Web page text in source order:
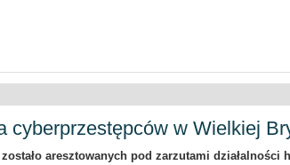
cyberprzestępców w Wielkiej
aresztowanych pod zarzutami działalności